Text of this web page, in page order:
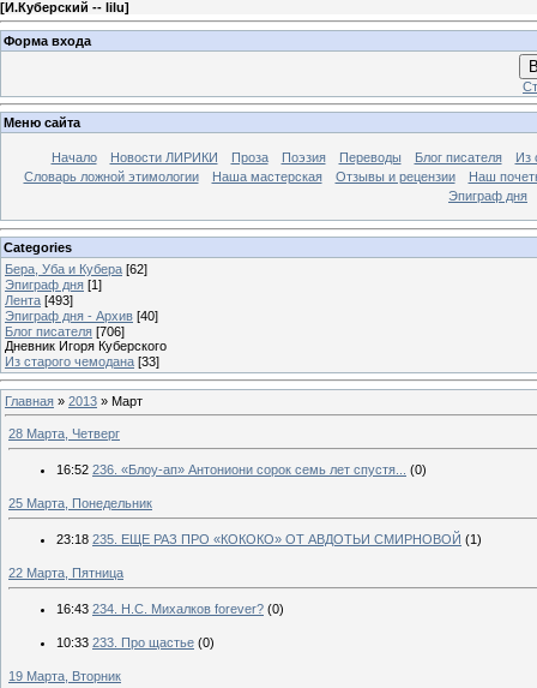
[И.Куберский -- lilu]
Форма входа
Меню сайта
Начало Новости ЛИРИКИ Проза Поэзия Переводы Блог писателя
Из
Словарь ложной этимологии
Наша мастерская Отзывы и рецензии
Наш
Эпиграф дня
Categories
Бера, Уба и Кубера [62]
Эпиграф дня [1]
Лента [493]
Эпиграф дня - Архив [40]
Блог писателя [706]
Дневник Игоря Куберского
Из старого чемодана [33]
Главная » 2013 » Март
28 Марта, Четверг
16:52 236. «Блоу-ап» Антониони сорок семь лет спустя... (0)
25 Марта, Понедельник
23:18 235. ЕЩЕ РАЗ ПРО «КОКОКО» ОТ АВДОТЬИ СМИРНОВОЙ (1)
22 Марта, Пятница
16:43 234. Н.С. Михалков forever? (0)
10:33 233. Про щастье (0)
19 Марта, Вторник